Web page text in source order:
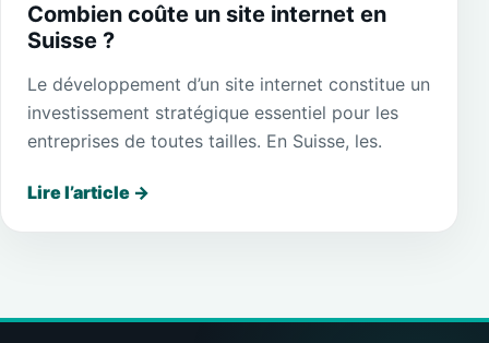
Combien coûte un site internet en
Suisse ?
Le développement d’un site internet constitue un
investissement stratégique essentiel pour les
entreprises de toutes tailles. En Suisse, les.
Lire l’article →